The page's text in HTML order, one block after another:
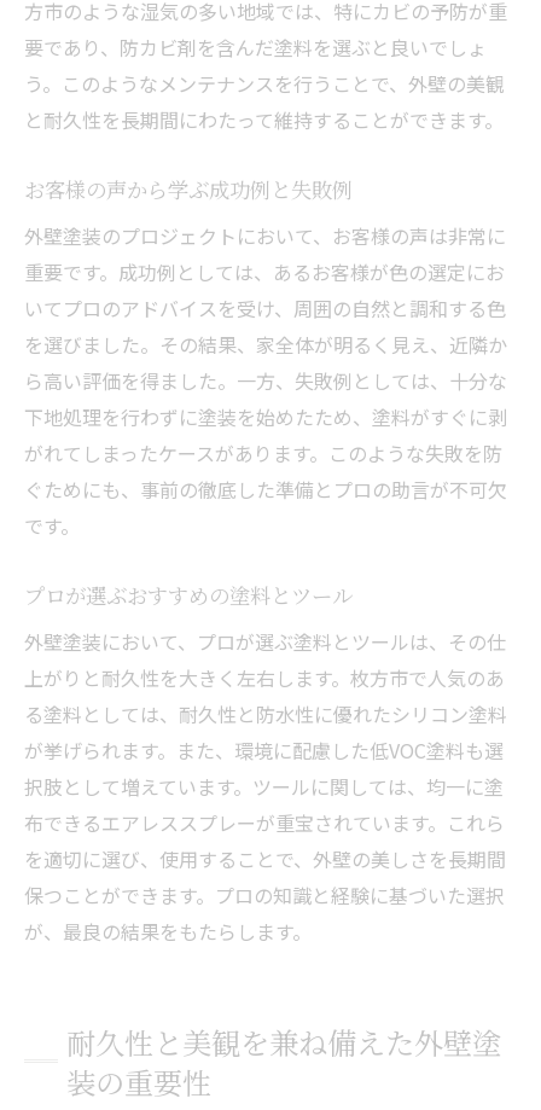
方市のような湿気の多い地域では、特にカビの予防が重
要であり、防カビ剤を含んだ塗料を選ぶと良いでしょ
う。このようなメンテナンスを行うことで、外壁の美観
と耐久性を長期間にわたって維持することができます。
お客様の声から学ぶ成功例と失敗例
外壁塗装のプロジェクトにおいて、お客様の声は非常に
重要です。成功例としては、あるお客様が色の選定にお
いてプロのアドバイスを受け、周囲の自然と調和する色
を選びました。その結果、家全体が明るく見え、近隣か
ら高い評価を得ました。一方、失敗例としては、十分な
下地処理を行わずに塗装を始めたため、塗料がすぐに剥
がれてしまったケースがあります。このような失敗を防
ぐためにも、事前の徹底した準備とプロの助言が不可欠
です。
プロが選ぶおすすめの塗料とツール
外壁塗装において、プロが選ぶ塗料とツールは、その仕
上がりと耐久性を大きく左右します。枚方市で人気のあ
る塗料としては、耐久性と防水性に優れたシリコン塗料
が挙げられます。また、環境に配慮した低VOC塗料も選
択肢として増えています。ツールに関しては、均一に塗
布できるエアレススプレーが重宝されています。これら
を適切に選び、使用することで、外壁の美しさを長期間
保つことができます。プロの知識と経験に基づいた選択
が、最良の結果をもたらします。
耐久性と美観を兼ね備えた外壁塗
装の重要性